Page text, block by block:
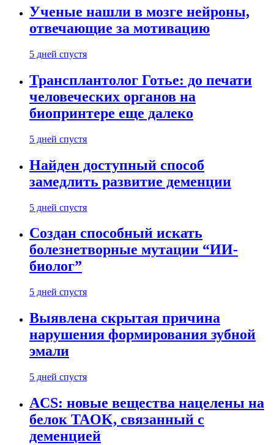
Ученые нашли в мозге нейроны,
отвечающие за мотивацию
5 дней спустя
Трансплантолог Готье: до печати
человеческих органов на
биопринтере еще далеко
5 дней спустя
Найден доступный способ
замедлить развитие деменции
5 дней спустя
Создан способный искать
болезнетворные мутации “ИИ-
биолог”
5 дней спустя
Выявлена скрытая причина
нарушения формирования зубной
эмали
5 дней спустя
ACS: новые вещества нацелены на
белок TAOK, связанный с
деменцией